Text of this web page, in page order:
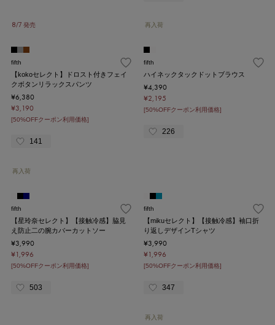
8/7 発売
fifth
【kokoセレクト】ドロスト付きフェイ
クボタンリラックスパンツ
¥6,380
¥3,190
[50%OFFクーポン利用価格]
141
再入荷
fifth
ハイネックタックドットブラウス
¥4,390
¥2,195
[50%OFFクーポン利用価格]
226
再入荷
fifth
【星玲奈セレクト】【接触冷感】脇見
え防止二の腕カバーカットソー
¥3,990
¥1,996
[50%OFFクーポン利用価格]
503
fifth
【mikuセレクト】【接触冷感】袖口折
り返しデザインTシャツ
¥3,990
¥1,996
[50%OFFクーポン利用価格]
347
再入荷